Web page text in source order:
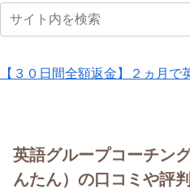
【３０日間全額返金】２ヵ月で
英語グループコーチン
んたん）の口コミや評